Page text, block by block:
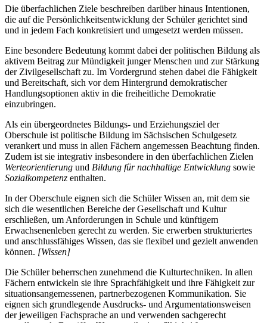
Die überfachlichen Ziele beschreiben darüber hinaus Intentionen,
die auf die Persönlichkeitsentwicklung der Schüler gerichtet sind
und in jedem Fach konkretisiert und umgesetzt werden müssen.
Eine besondere Bedeutung kommt dabei der politischen Bildung als
aktivem Beitrag zur Mündigkeit junger Menschen und zur Stärkung
der Zivilgesellschaft zu. Im Vordergrund stehen dabei die Fähigkeit
und Bereitschaft, sich vor dem Hintergrund demokratischer
Handlungsoptionen aktiv in die freiheitliche Demokratie
einzubringen.
Als ein übergeordnetes Bildungs- und Erziehungsziel der
Oberschule ist politische Bildung im Sächsischen Schulgesetz
verankert und muss in allen Fächern angemessen Beachtung finden.
Zudem ist sie integrativ insbesondere in den überfachlichen Zielen
Werteorientierung und Bildung für nachhaltige Entwicklung sowie
Sozialkompetenz enthalten.
In der Oberschule eignen sich die Schüler Wissen an, mit dem sie
sich die wesentlichen Bereiche der Gesellschaft und Kultur
erschließen, um Anforderungen in Schule und künftigem
Erwachsenenleben gerecht zu werden. Sie erwerben strukturiertes
und anschlussfähiges Wissen, das sie flexibel und gezielt anwenden
können. [Wissen]
Die Schüler beherrschen zunehmend die Kulturtechniken. In allen
Fächern entwickeln sie ihre Sprachfähigkeit und ihre Fähigkeit zur
situationsangemessenen, partnerbezogenen Kommunikation. Sie
eignen sich grundlegende Ausdrucks- und Argumentationsweisen
der jeweiligen Fachsprache an und verwenden sachgerecht